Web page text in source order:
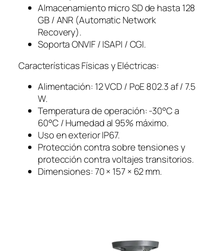
Almacenamiento micro SD de hasta 128
GB / ANR (Automatic Network
Recovery).
Soporta ONVIF / ISAPI / CGI.
Características Físicas y Eléctricas:
Alimentación: 12 VCD / PoE 802.3 af / 7.5
W.
Temperatura de operación: -30°C a
60°C / Humedad al 95% máximo.
Uso en exterior IP67.
Protección contra sobre tensiones y
protección contra voltajes transitorios.
Dimensiones: 70 × 157 × 62 mm.